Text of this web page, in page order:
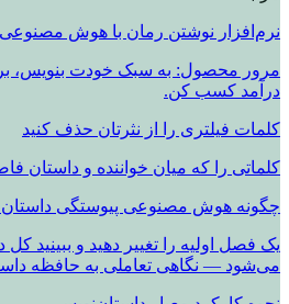
نرم‌افزار نوشتن رمان با هوش مصنوعی
مرور محصول: به سبک خودت بنویس،
درآمد کسب کن.
کلمات فیلتری را از نثرتان حذف کنید
کلماتی را که میان خواننده و داستان
چگونه هوش مصنوعی پیوستگی
یک فصل اولیه را تغییر دهید و ببینید
می‌شود — نگاهی تعاملی به حافظه